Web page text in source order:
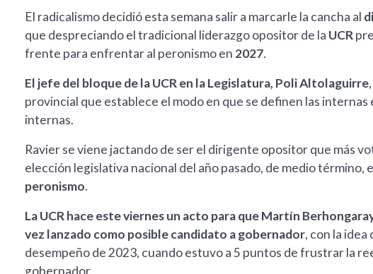
El radicalismo decidió esta semana salir a marcarle la cancha al
que despreciando el tradicional liderazgo opositor de la UCR
frente para enfrentar al peronismo en 2027.
El jefe del bloque de la UCR en la Legislatura, Poli Altolaguirre
provincial que establece el modo en que se definen las internas
internas.
Ravier se viene jactando de ser el dirigente opositor que más
elección legislativa nacional del año pasado, de medio término,
peronismo.
La UCR hace este viernes un acto para que Martín
vez lanzado como posible candidato a gobernador, con la
desempeño de 2023, cuando estuvo a 5 puntos de frustrar la